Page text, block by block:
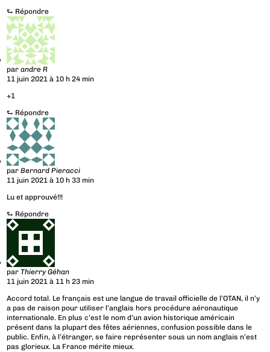
⮑ Répondre
parandre R
11 juin 2021 à 10 h 24 min
+1
⮑ Répondre
parBernard Pieracci
11 juin 2021 à 10 h 33 min
Lu et approuvé!!!
⮑ Répondre
parThierry Géhan
11 juin 2021 à 11 h 23 min
Accord total. Le français est une langue de travail officielle de l’OTAN, il n’y
a pas de raison pour utiliser l’anglais hors procédure aéronautique
internationale. En plus c’est le nom d’un avion historique américain
présent dans la plupart des fêtes aériennes, confusion possible dans le
public. Enfin, à l’étranger, se faire représenter sous un nom anglais n’est
pas glorieux. La France mérite mieux.